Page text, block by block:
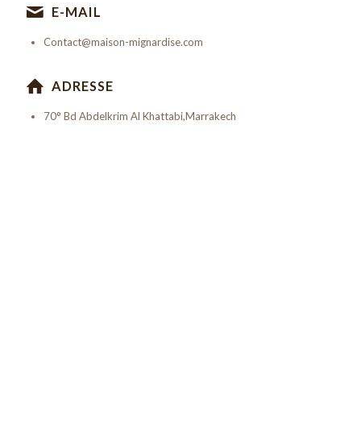
E-MAIL
Contact@maison-mignardise.com
ADRESSE
70° Bd Abdelkrim Al Khattabi,Marrakech